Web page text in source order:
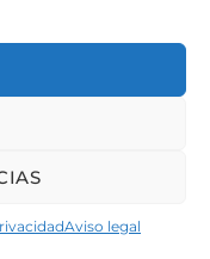
Aviso legal
MasterCard